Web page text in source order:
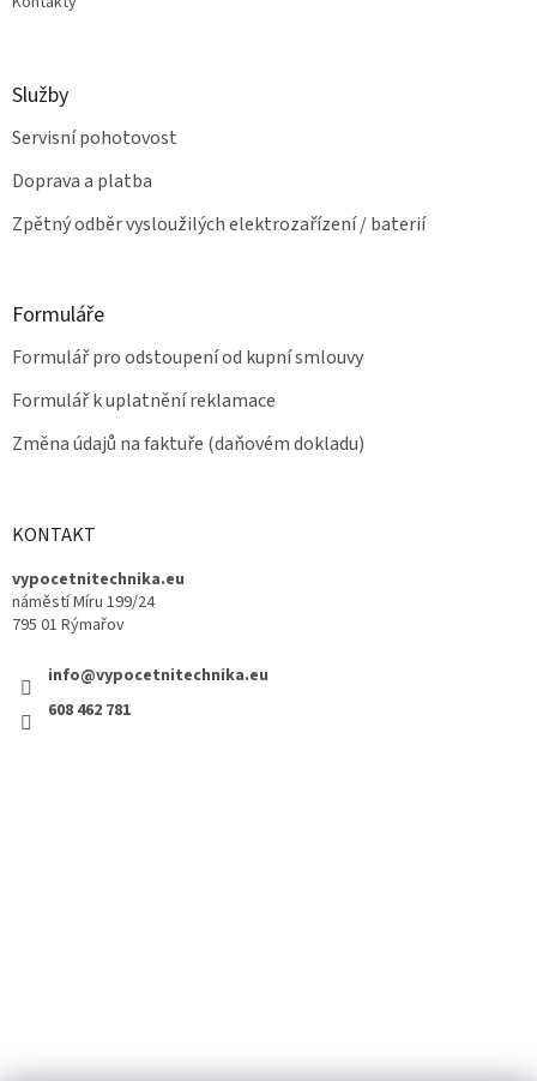
Služby
Servisní pohotovost
Doprava a platba
Zpětný odběr vysloužilých elektrozařízení / baterií
Formuláře
Formulář pro odstoupení od kupní smlouvy
Formulář k uplatnění reklamace
Změna údajů na faktuře (daňovém dokladu)
KONTAKT
vypocetnitechnika.eu
náměstí Míru 199/24
795 01 Rýmařov
info@vypocetnitechnika.eu
608 462 781